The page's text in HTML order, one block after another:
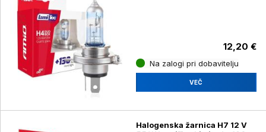
12,20 €
Na zalogi pri dobavitelju
VEČ
Halogenska žarnica H7 12 V